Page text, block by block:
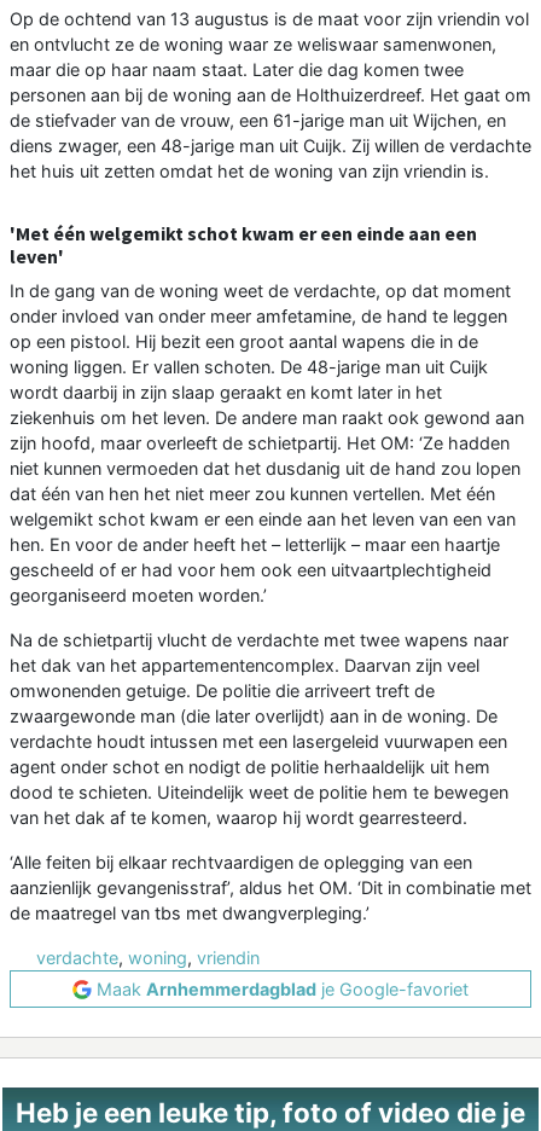
Op de ochtend van 13 augustus is de maat voor zijn vriendin vol
en ontvlucht ze de woning waar ze weliswaar samenwonen,
maar die op haar naam staat. Later die dag komen twee
personen aan bij de woning aan de Holthuizerdreef. Het gaat om
de stiefvader van de vrouw, een 61-jarige man uit Wijchen, en
diens zwager, een 48-jarige man uit Cuijk. Zij willen de verdachte
het huis uit zetten omdat het de woning van zijn vriendin is.
'Met één welgemikt schot kwam er een einde aan een
leven'
In de gang van de woning weet de verdachte, op dat moment
onder invloed van onder meer amfetamine, de hand te leggen
op een pistool. Hij bezit een groot aantal wapens die in de
woning liggen. Er vallen schoten. De 48-jarige man uit Cuijk
wordt daarbij in zijn slaap geraakt en komt later in het
ziekenhuis om het leven. De andere man raakt ook gewond aan
zijn hoofd, maar overleeft de schietpartij. Het OM: ‘Ze hadden
niet kunnen vermoeden dat het dusdanig uit de hand zou lopen
dat één van hen het niet meer zou kunnen vertellen. Met één
welgemikt schot kwam er een einde aan het leven van een van
hen. En voor de ander heeft het – letterlijk – maar een haartje
gescheeld of er had voor hem ook een uitvaartplechtigheid
georganiseerd moeten worden.’
Na de schietpartij vlucht de verdachte met twee wapens naar
het dak van het appartementencomplex. Daarvan zijn veel
omwonenden getuige. De politie die arriveert treft de
zwaargewonde man (die later overlijdt) aan in de woning. De
verdachte houdt intussen met een lasergeleid vuurwapen een
agent onder schot en nodigt de politie herhaaldelijk uit hem
dood te schieten. Uiteindelijk weet de politie hem te bewegen
van het dak af te komen, waarop hij wordt gearresteerd.
‘Alle feiten bij elkaar rechtvaardigen de oplegging van een
aanzienlijk gevangenisstraf’, aldus het OM. ‘Dit in combinatie met
de maatregel van tbs met dwangverpleging.’
verdachte, woning, vriendin
Maak Arnhemmerdagblad je Google-favoriet
Heb je een leuke tip, foto of video die je